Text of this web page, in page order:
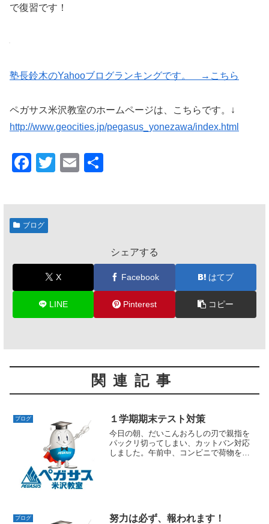
で復習です！
塾長鈴木のYahooブログランキングです。 →こちら
ペガサス米沢教室のホームページは、こちらです。↓
http://www.geocities.jp/pegasus_yonezawa/index.html
F
c
e
b
o
k
T
tt
E
ail
ブログ
シェアする
X Facebook はてブ
LINE Pinterest コピー
関連記事
ブログ １学期期末テスト対策
今日の朝、だいこんおろしの刃で親指を
パックリ切ってしまい、カットバン対応
しました。午前中、コンビニで荷物を出
ブログ 努力は必ず、報われます！